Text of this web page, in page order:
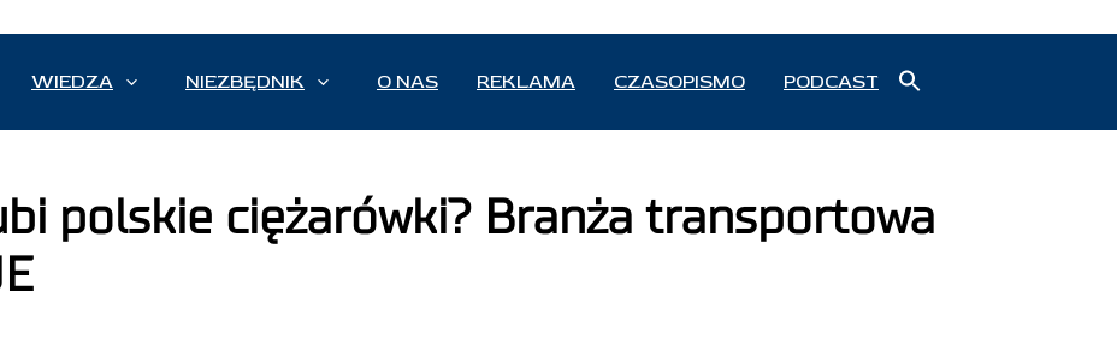
WIEDZA NIEZBĘDNIK O NAS REKLAMA CZASOPISMO PODCAST
polskie ciężarówki? Branża transportowa